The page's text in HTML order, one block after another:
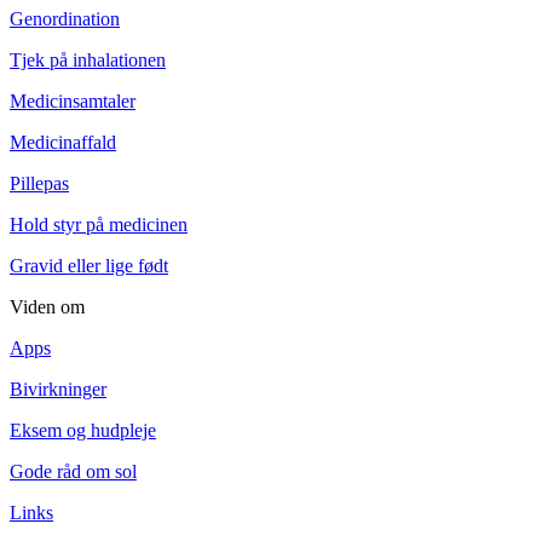
Genordination
Tjek på inhalationen
Medicinsamtaler
Medicinaffald
Pillepas
Hold styr på medicinen
Gravid eller lige født
Viden om
Apps
Bivirkninger
Eksem og hudpleje
Gode råd om sol
Links